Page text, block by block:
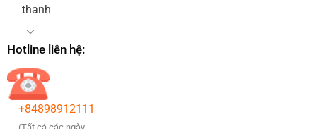
thanh
Hotline liên hệ:
+84898912111